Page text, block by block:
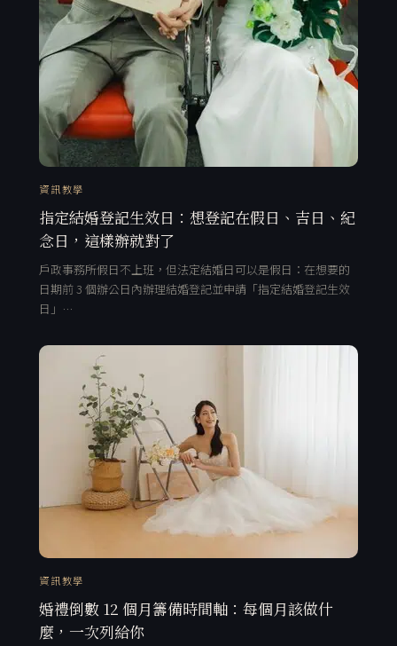
資訊教學
指定結婚登記生效日：想登記在假日、吉日、紀
念日，這樣辦就對了
戶政事務所假日不上班，但法定結婚日可以是假日：在想要的
日期前 3 個辦公日內辦理結婚登記並申請「指定結婚登記生效
日」…
資訊教學
婚禮倒數 12 個月籌備時間軸：每個月該做什
麼，一次列給你